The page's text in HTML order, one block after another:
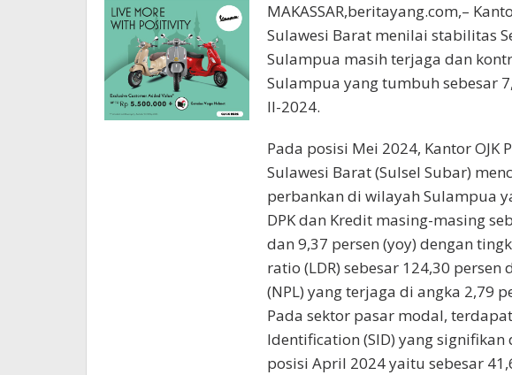
MAKASSAR,beritayang.com,–
Sulawesi Barat menilai stabilitas
Sulampua masih terjaga dan
Sulampua yang tumbuh sebesar
II-2024.
Pada posisi Mei 2024, Kantor OJK
Sulawesi Barat (Sulsel Subar)
perbankan di wilayah Sulampua
DPK dan Kredit masing-masing
dan 9,37 persen (yoy) dengan
ratio (LDR) sebesar 124,30
(NPL) yang terjaga di angka 2,79
Pada sektor pasar modal,
Identification (SID) yang
posisi April 2024 yaitu sebesar